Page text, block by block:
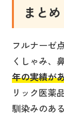
まとめ
フルナーゼ
くしゃみ、
年の実績が
リック医薬
馴染みのあ